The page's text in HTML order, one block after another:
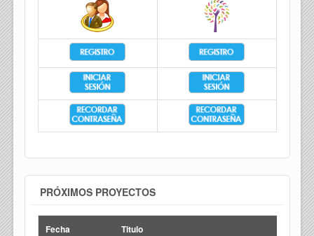
PRÓXIMOS PROYECTOS
Fecha Titulo